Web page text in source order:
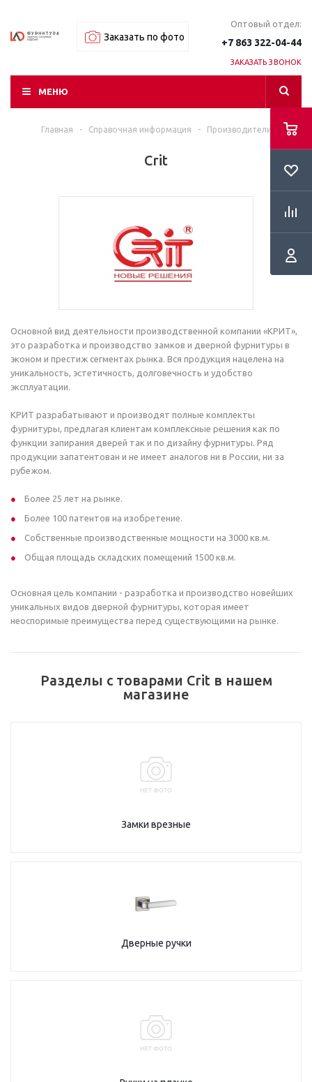
Заказать по фото
Оптовый отдел:
+7 863 322-04-44
ЗАКАЗАТЬ ЗВОНОК
МЕНЮ
Главная - Справочная информация - Производители
Crit
Основной вид деятельности производственной компании «КРИТ»,
это разработка и производство замков и дверной фурнитуры в
эконом и престиж сегментах рынка. Вся продукция нацелена на
уникальность, эстетичность, долговечность и удобство
эксплуатации.
КРИТ разрабатывают и производят полные комплекты
фурнитуры, предлагая клиентам комплексные решения как по
функции запирания дверей так и по дизайну фурнитуры. Ряд
продукции запатентован и не имеет аналогов ни в России, ни за
рубежом.
Более 25 лет на рынке.
Более 100 патентов на изобретение.
Собственные производственные мощности на 3000 кв.м.
Общая площадь складских помещений 1500 кв.м.
Основная цель компании - разработка и производство новейших
уникальных видов дверной фурнитуры, которая имеет
неоспоримые преимущества перед существующими на рынке.
Разделы с товарами Crit в нашем
магазине
Замки врезные
Дверные ручки